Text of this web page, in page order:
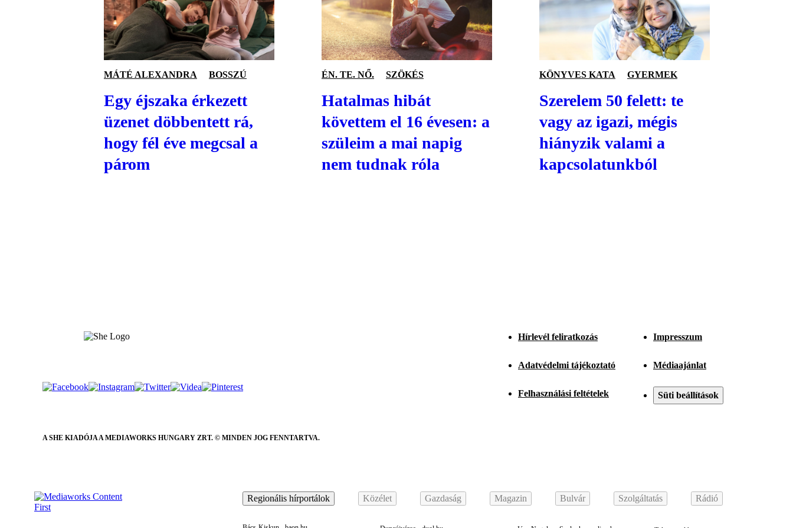
MÁTÉ ALEXANDRA BOSSZÚ
Egy éjszaka érkezett
üzenet döbbentett rá,
hogy fél éve megcsal a
párom
ÉN. TE. NŐ. SZÖKÉS
Hatalmas hibát
követtem el 16 évesen: a
szüleim a mai napig
nem tudnak róla
KÖNYVES KATA GYERMEK
Szerelem 50 felett: te
vagy az igazi, mégis
hiányzik valami a
kapcsolatunkból
Hírlevél feliratkozás Impresszum
Adatvédelmi tájékoztató Médiaajánlat
Felhasználási feltételek Süti beállítások
A SHE KIADÓJA A MEDIAWORKS HUNGARY ZRT. © MINDEN JOG FENNTARTVA.
Regionális hírportálok Közélet Gazdaság Magazin Bulvár Szolgáltatás Rádió